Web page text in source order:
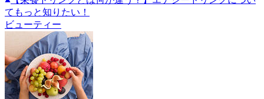
てもっと知りたい！
ビューティー